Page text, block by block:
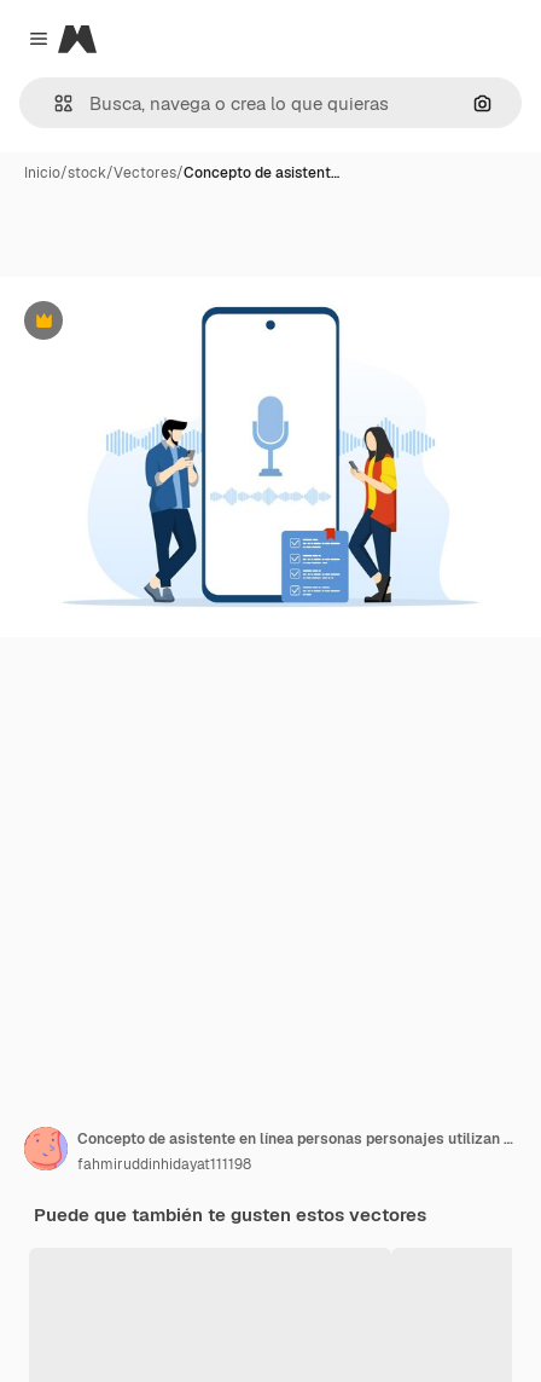
Close menu
Magnific
Inicio/stock/Vectores/Concepto de asistent…
Premium
Concepto de asistente en línea personas personajes utilizan reconocimiento de altavoz control de voz asistente virtual
fahmiruddinhidayat111198
Puede que también te gusten estos vectores